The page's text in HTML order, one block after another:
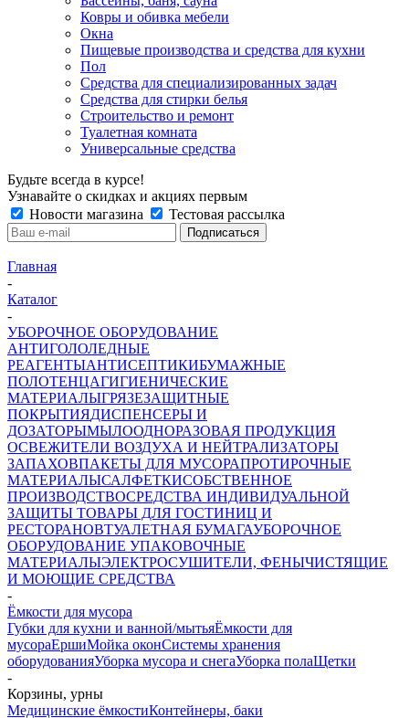
Ковры и обивка мебели
Окна
Пищевые производства и средства для кухни
Пол
Средства для специализированных задач
Средства для стирки белья
Строительство и ремонт
Туалетная комната
Универсальные средства
Будьте всегда в курсе!
Узнавайте о скидках и акциях первым
Новости магазина
Тестовая рассылка
Главная
-
Каталог
-
УБОРОЧНОЕ ОБОРУДОВАНИЕ
АНТИГОЛОЛЕДНЫЕ
РЕАГЕНТЫАНТИСЕПТИКИБУМАЖНЫЕ
ПОЛОТЕНЦАГИГИЕНИЧЕСКИЕ
МАТЕРИАЛЫГРЯЗЕЗАЩИТНЫЕ
ПОКРЫТИЯДИСПЕНСЕРЫ И
ДОЗАТОРЫМЫЛООДНОРАЗОВАЯ ПРОДУКЦИЯ
ОСВЕЖИТЕЛИ ВОЗДУХА И НЕЙТРАЛИЗАТОРЫ
ЗАПАХОВПАКЕТЫ ДЛЯ МУСОРАПРОТИРОЧНЫЕ
МАТЕРИАЛЫСАЛФЕТКИСОБСТВЕННОЕ
ПРОИЗВОДСТВОСРЕДСТВА ИНДИВИДУАЛЬНОЙ
ЗАЩИТЫ ТОВАРЫ ДЛЯ ГОСТИНИЦ И
РЕСТОРАНОВТУАЛЕТНАЯ БУМАГАУБОРОЧНОЕ
ОБОРУДОВАНИЕ УПАКОВОЧНЫЕ
МАТЕРИАЛЫЭЛЕКТРОСУШИТЕЛИ, ФЕНЫЧИСТЯЩИЕ
И МОЮЩИЕ СРЕДСТВА
-
Ёмкости для мусора
Губки для кухни и ванной/мытьяЁмкости для
мусораЕршиМойка оконСистемы хранения
оборудованияУборка мусора и снегаУборка полаЩетки
-
Корзины, урны
Медицинские ёмкостиКонтейнеры, баки